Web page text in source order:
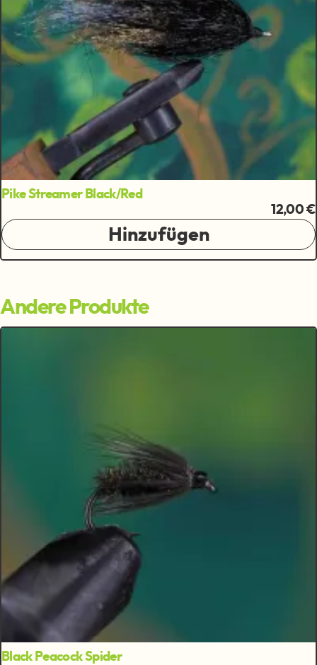
Pike Streamer Black/Red
12,00 €
Hinzufügen
Andere Produkte
Black Peacock Spider